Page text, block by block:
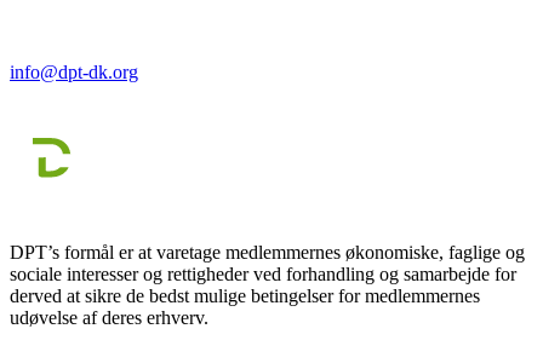
info@dpt-dk.org
DPT’s formål er at varetage medlemmernes økonomiske, faglige og
sociale interesser og rettigheder ved forhandling og samarbejde for
derved at sikre de bedst mulige betingelser for medlemmernes
udøvelse af deres erhverv.